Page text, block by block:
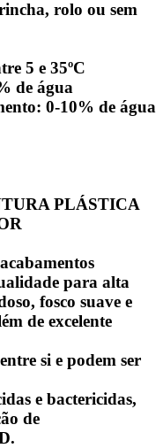
rolo ou sem
5 e 35ºC
de água
0-10% de água
PLÁSTICA
para alta
fosco suave e
de excelente
si e podem ser
e bactericidas,
de